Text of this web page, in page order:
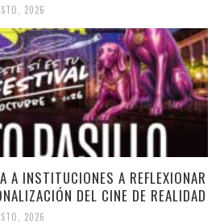
2026
A INSTITUCIONES A REFLEXIONAR
DEL CINE DE REALIDAD
2026